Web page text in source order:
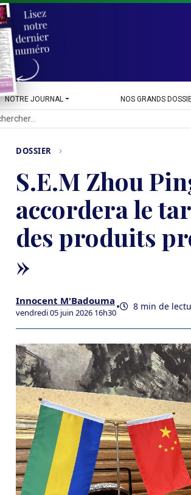
NOTRE JOURNAL NOS GRANDS
DOSSIER ›
S.E.M Zhou
accordera le
des produits
»
Innocent M'Badouma
vendredi 05 juin 2026 16h30• 8 min de